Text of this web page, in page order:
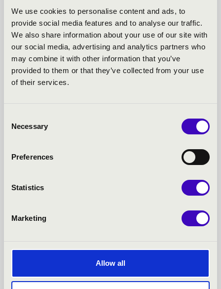
We use cookies to personalise content and ads, to
provide social media features and to analyse our traffic.
We also share information about your use of our site with
our social media, advertising and analytics partners who
may combine it with other information that you’ve
provided to them or that they’ve collected from your use
of their services.
Selection
Necessary
Preferences
Statistics
Marketing
Allow all
SHUNSKE SATO ÉS A HISTORIKUS ELŐADÁSMÓD ÚJ
Az idei Régi Zenei Napok vendégeként Vácon lép fel Shunske
Sato japán–amerikai hegedűművész és karme...